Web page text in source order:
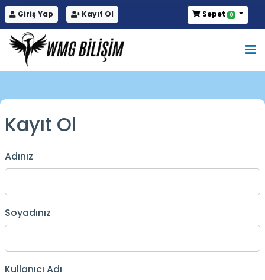
Giriş Yap Kayıt Ol Sepet 0
Kayıt Ol
Adınız
Soyadınız
Kullanıcı Adı